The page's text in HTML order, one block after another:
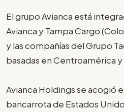
El grupo Avianca está
Avianca y Tampa Cargo
y las compañías del Grupo
basadas en Centroamérica y
Avianca Holdings se acogió
bancarrota de Estados